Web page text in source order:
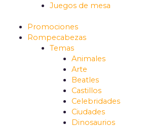
Juegos de mesa
Promociones
Rompecabezas
Temas
Animales
Arte
Beatles
Castillos
Celebridades
Ciudades
Dinosaurios